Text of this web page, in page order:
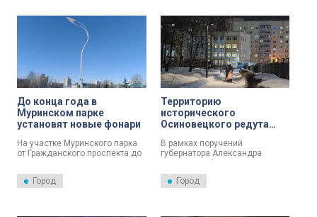
До конца года в
Муринском парке
установят новые фонари
На участке Муринского парка
от Гражданского проспекта до
обновят освещение.
Город
Территорию
исторического
Осиновецкого редута
В рамках поручений
губернатора Александра
исторического района
Осиновой Рощи выполнено
Город